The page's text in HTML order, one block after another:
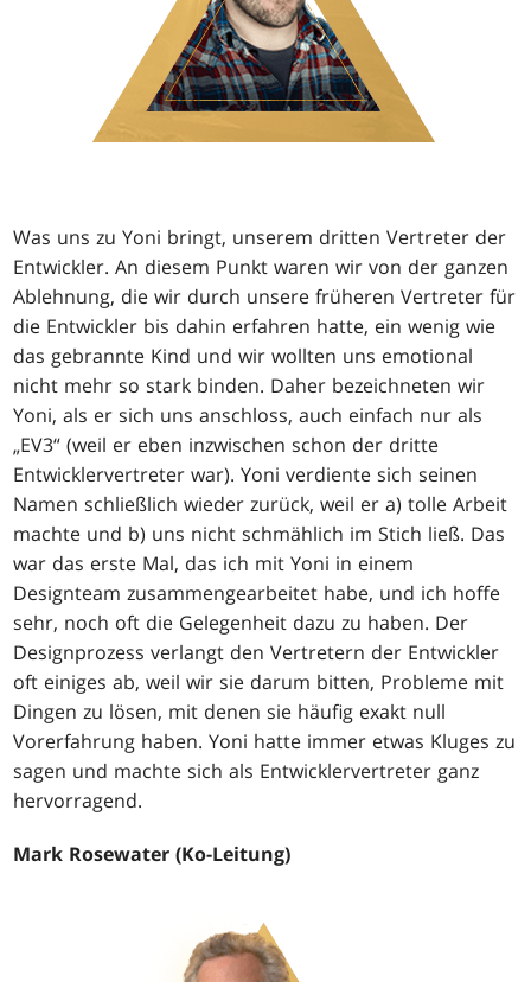
Was uns zu Yoni bringt, unserem dritten Vertreter der
Entwickler. An diesem Punkt waren wir von der ganzen
Ablehnung, die wir durch unsere früheren Vertreter für
die Entwickler bis dahin erfahren hatte, ein wenig wie
das gebrannte Kind und wir wollten uns emotional
nicht mehr so stark binden. Daher bezeichneten wir
Yoni, als er sich uns anschloss, auch einfach nur als
„EV3“ (weil er eben inzwischen schon der dritte
Entwicklervertreter war). Yoni verdiente sich seinen
Namen schließlich wieder zurück, weil er a) tolle Arbeit
machte und b) uns nicht schmählich im Stich ließ. Das
war das erste Mal, das ich mit Yoni in einem
Designteam zusammengearbeitet habe, und ich hoffe
sehr, noch oft die Gelegenheit dazu zu haben. Der
Designprozess verlangt den Vertretern der Entwickler
oft einiges ab, weil wir sie darum bitten, Probleme mit
Dingen zu lösen, mit denen sie häufig exakt null
Vorerfahrung haben. Yoni hatte immer etwas Kluges zu
sagen und machte sich als Entwicklervertreter ganz
hervorragend.
Mark Rosewater (Ko-Leitung)